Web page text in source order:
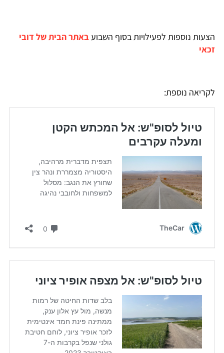
הצעות נוספות לפעילויות בסוף השבועבאתר הבית של דובי
זכאי
לקריאה נוספת: